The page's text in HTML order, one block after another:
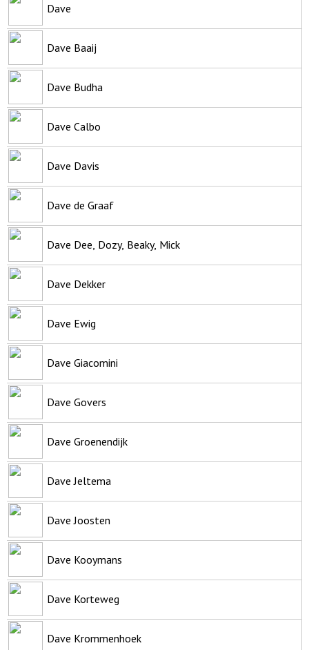
Dave
Dave Baaij
Dave Budha
Dave Calbo
Dave Davis
Dave de Graaf
Dave Dee, Dozy, Beaky, Mick
Dave Dekker
Dave Ewig
Dave Giacomini
Dave Govers
Dave Groenendijk
Dave Jeltema
Dave Joosten
Dave Kooymans
Dave Korteweg
Dave Krommenhoek